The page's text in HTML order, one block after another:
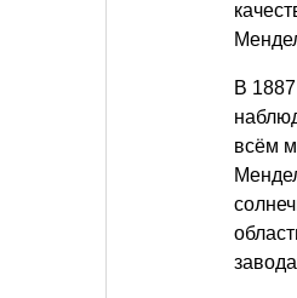
В
всём